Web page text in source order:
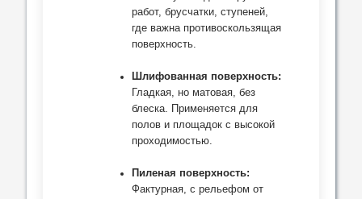
работ, брусчатки, ступеней,
где важна противоскользящая
поверхность.
Шлифованная поверхность:
Гладкая, но матовая, без
блеска. Применяется для
полов и площадок с высокой
проходимостью.
Пиленая поверхность:
Фактурная, с рельефом от